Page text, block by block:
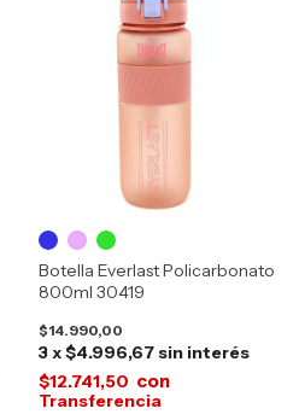
Botella Everlast Policarbonato
800ml 30419
$14.990,00
3x$4.996,67 sin interés
$12.741,50 con